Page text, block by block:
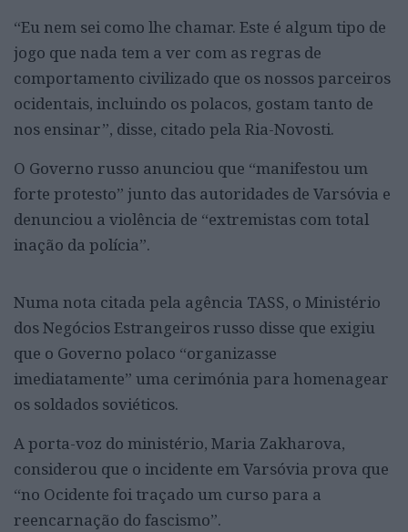
“Eu nem sei como lhe chamar. Este é algum tipo de
jogo que nada tem a ver com as regras de
comportamento civilizado que os nossos parceiros
ocidentais, incluindo os polacos, gostam tanto de
nos ensinar”, disse, citado pela Ria-Novosti.
O Governo russo anunciou que “manifestou um
forte protesto” junto das autoridades de Varsóvia e
denunciou a violência de “extremistas com total
inação da polícia”.
Numa nota citada pela agência TASS, o Ministério
dos Negócios Estrangeiros russo disse que exigiu
que o Governo polaco “organizasse
imediatamente” uma cerimónia para homenagear
os soldados soviéticos.
A porta-voz do ministério, Maria Zakharova,
considerou que o incidente em Varsóvia prova que
“no Ocidente foi traçado um curso para a
reencarnação do fascismo”.